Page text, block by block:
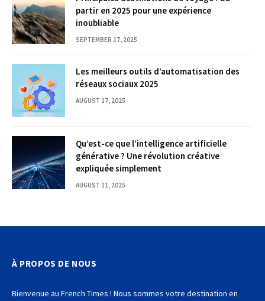
partir en 2025 pour une expérience
inoubliable
SEPTEMBER 17, 2025
Les meilleurs outils d’automatisation des
réseaux sociaux 2025
AUGUST 17, 2025
Qu’est-ce que l’intelligence artificielle
générative ? Une révolution créative
expliquée simplement
AUGUST 11, 2025
À PROPOS DE NOUS
Bienvenue au French Times ! Nous sommes votre destination en